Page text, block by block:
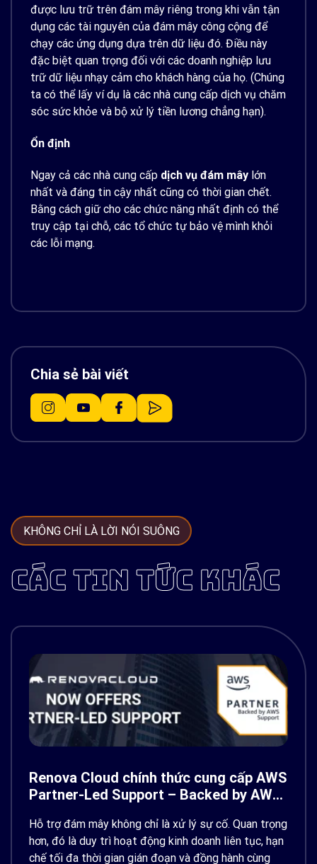
được lưu trữ trên đám mây riêng trong khi vẫn tận
dụng các tài nguyên của đám mây công cộng để
chạy các ứng dụng dựa trên dữ liệu đó. Điều này
đặc biệt quan trọng đối với các doanh nghiệp lưu
trữ dữ liệu nhạy cảm cho khách hàng của họ. (Chúng
ta có thể lấy ví dụ là các nhà cung cấp dịch vụ chăm
sóc sức khỏe và bộ xử lý tiền lương chẳng hạn).
Ổn định
Ngay cả các nhà cung cấp dịch vụ đám mây lớn
nhất và đáng tin cậy nhất cũng có thời gian chết.
Bằng cách giữ cho các chức năng nhất định có thể
truy cập tại chỗ, các tổ chức tự bảo vệ mình khỏi
các lỗi mạng.
Chia sẻ bài viết
KHÔNG CHỈ LÀ LỜI NÓI SUÔNG
CÁC TIN TỨC KHÁC
Renova Cloud chính thức cung cấp AWS
Partner-Led Support – Backed by AWS
Hỗ trợ đám mây không chỉ là xử lý sự cố. Quan trọng
hơn, đó là duy trì hoạt động kinh doanh liên tục, hạn
chế tối đa thời gian gián đoạn và đồng hành cùng